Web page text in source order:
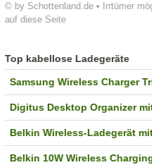
© by Schottenland.de • Irrtümer
auf diese Seite
Top kabellose Ladegeräte
Samsung Wireless Charger
Digitus Desktop Organizer
Belkin Wireless-Ladegerät
Belkin 10W Wireless